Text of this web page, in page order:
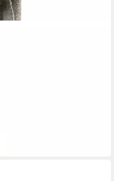
x 38 x 49.5
aus Kunststein